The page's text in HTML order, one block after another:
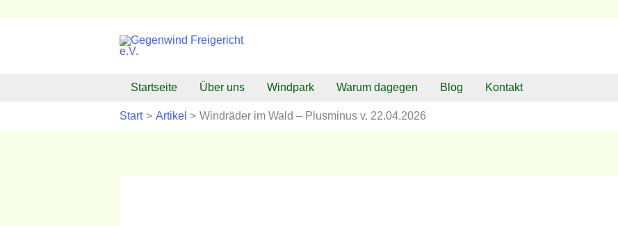
Startseite Über uns Windpark Warum dagegen Blog Kontakt
Start Artikel Windräder im Wald – Plusminus v. 22.04.2026